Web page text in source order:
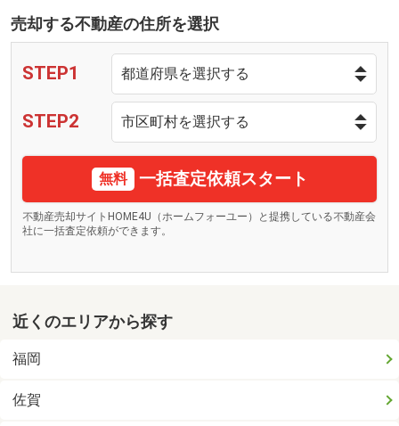
売却する不動産の住所を選択
STEP1
STEP2
無料 一括査定依頼スタート
不動産売却サイトHOME4U（ホームフォーユー）と提携している不動産会
社に一括査定依頼ができます。
近くのエリアから探す
福岡
佐賀